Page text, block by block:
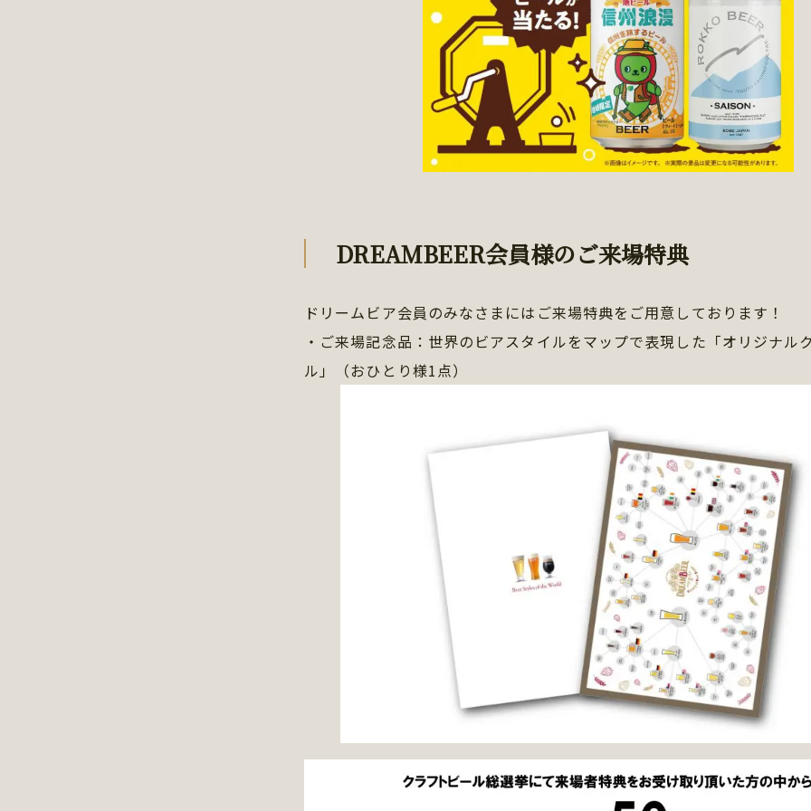
DREAMBEER会員様のご来場特典
ドリームビア会員のみなさまにはご来場特典をご用意しております！
・ご来場記念品：世界のビアスタイルをマップで表現した「オリジナル
ル」（おひとり様1点）